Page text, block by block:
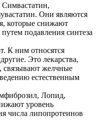
Они являются
которые снижают
подавления синтеза
К ним относятся
Это лекарства,
связывают желчные
естественным
Лопид,
уровень
числа липопротеинов